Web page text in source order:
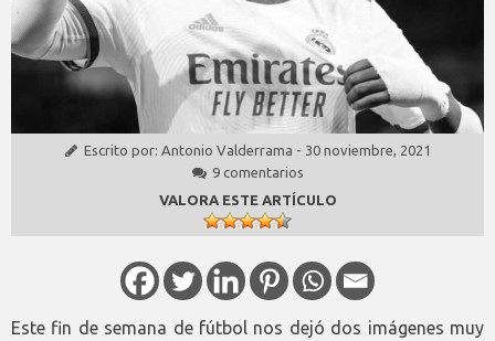
Escrito por: Antonio Valderrama - 30 noviembre, 2021
9 comentarios
VALORA ESTE ARTÍCULO
Este fin de semana de fútbol nos dejó dos imágenes muy